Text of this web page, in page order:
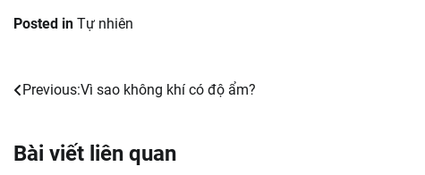
Posted in Tự nhiên
Post
Previous:Vì sao không khí có độ ẩm?
Bài viết liên quan